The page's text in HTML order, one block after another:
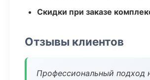
Скидки при заказе
Отзывы клиентов
Профессиональный подход